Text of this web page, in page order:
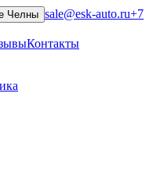
Челны sale@esk-auto.ru+7
Контакты